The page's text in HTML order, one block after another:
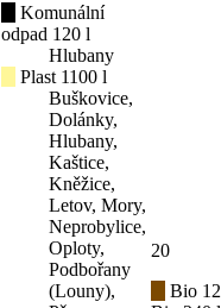
Komunální
odpad 120 l
Hlubany
Plast 1100 l
Buškovice,
Dolánky,
Hlubany,
Kaštice,
Kněžice,
Letov, Mory,
Neprobylice,
Oploty,
Podbořany
(Louny),
20
Bio